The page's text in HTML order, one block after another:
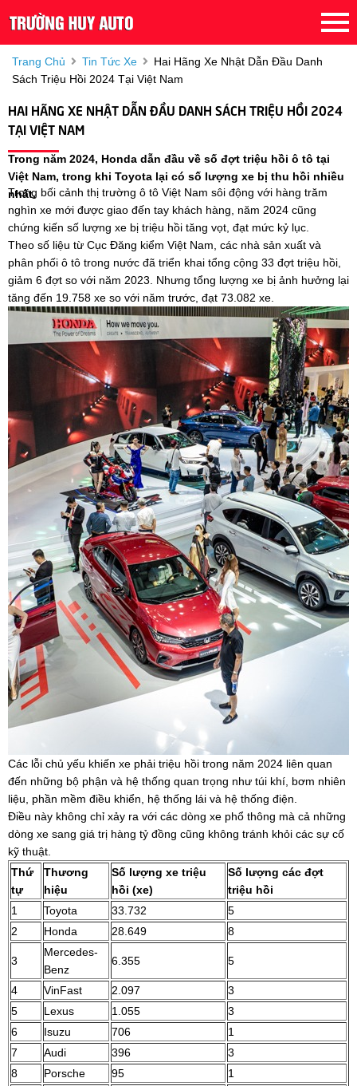
Trang Chủ Tin Tức Xe
Hai Hãng Xe Nhật Dẫn Đầu Danh
Sách Triệu Hồi 2024 Tại Việt Nam
HAI HÃNG XE NHẬT DẪN ĐẦU DANH SÁCH TRIỆU HỒI 2024
TẠI VIỆT NAM
Trong năm 2024, Honda dẫn đầu về số đợt triệu hồi ô tô tại
Việt Nam, trong khi Toyota lại có số lượng xe bị thu hồi nhiều
nhất.
Trong bối cảnh thị trường ô tô Việt Nam sôi động với hàng trăm
nghìn xe mới được giao đến tay khách hàng, năm 2024 cũng
chứng kiến số lượng xe bị triệu hồi tăng vọt, đạt mức kỷ lục.
Theo số liệu từ Cục Đăng kiểm Việt Nam, các nhà sản xuất và
phân phối ô tô trong nước đã triển khai tổng cộng 33 đợt triệu hồi,
giảm 6 đợt so với năm 2023. Nhưng tổng lượng xe bị ảnh hưởng lại
tăng đến 19.758 xe so với năm trước, đạt 73.082 xe.
Các lỗi chủ yếu khiến xe phải triệu hồi trong năm 2024 liên quan
đến những bộ phận và hệ thống quan trọng như túi khí, bơm nhiên
liệu, phần mềm điều khiển, hệ thống lái và hệ thống điện.
Điều này không chỉ xảy ra với các dòng xe phổ thông mà cả những
dòng xe sang giá trị hàng tỷ đồng cũng không tránh khỏi các sự cố
kỹ thuật.
Thứ
tự
Thương
hiệu
Số lượng xe triệu
hồi (xe)
Số lượng các đợt
triệu hồi
1
Toyota 33.732
5
2
Honda 28.649 8
3
Mercedes-
Benz
6.355 5
4 VinFast 2.097
3
5
Lexus 1.055
3
6
Isuzu 706
1
7
Audi 396
3
8
Porsche 95
1